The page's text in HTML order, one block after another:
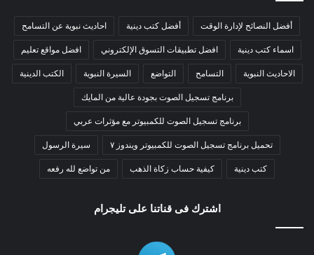
أفضل النصائح لإدارة الوقت أفضل كتب دينية احاديث نبوية عن التسامح
اسماء كتب دينية افضل تطبيقات التسوق الإلكتروني افضل مواقع تعليم
الاحاديث النبوية التسامح التواضع السيرة النبوية الكتب الدينية
برنامج تسجيل الصوت بجودة عالية من المايك
برنامج تسجيل الصوت للكمبيوتر مع مؤثرات عربي
تحميل برنامج تسجيل الصوت للكمبيوتر ويندوز ٧ سيرة الرسول
كتب دينية كيفية حساب زكاة الذهب من تواضع لله رفعه
اشترك فى قناتنا على تليجرام